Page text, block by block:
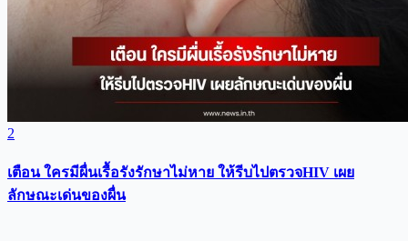
2
เตือน ใครมีผื่นเรื้อรังรักษาไม่หาย ให้รีบไปตรวจHIV เผย
ลักษณะเด่นของผื่น